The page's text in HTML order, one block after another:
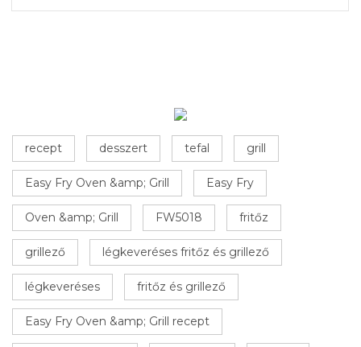
recept desszert tefal grill
Easy Fry Oven &amp; Grill Easy Fry
Oven &amp; Grill FW5018 fritőz
grillező légkeveréses fritőz és grillező
légkeveréses fritőz és grillező
Easy Fry Oven &amp; Grill recept